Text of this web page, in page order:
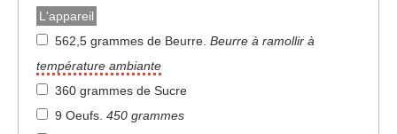
L'appareil
562,5 grammes de Beurre Beurre à ramollir à
température ambiante
360 grammes de Sucre
9 Oeufs 450 grammes